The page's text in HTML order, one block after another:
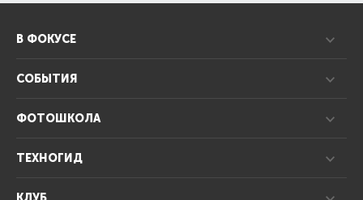
В ФОКУСЕ
СОБЫТИЯ
ФОТОШКОЛА
ТЕХНОГИД